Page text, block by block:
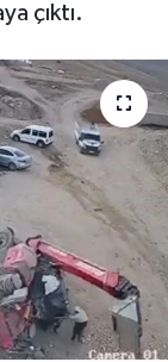
çıktı.